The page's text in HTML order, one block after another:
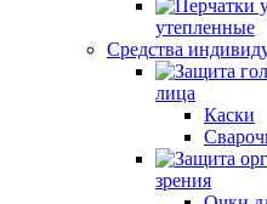
утепленные
Средства
лица
Каски
зрения